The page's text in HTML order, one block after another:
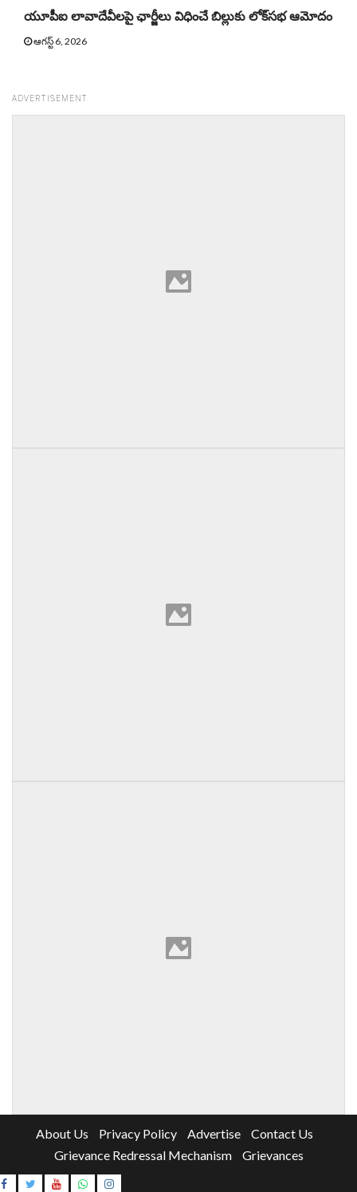
యూపీఐ లావాదేవీలపై ఛార్జీలు విధించే బిల్లుకు లోక్‌సభ ఆమోదం
ఆగస్ట్ 6, 2026
ADVERTISEMENT
About Us Privacy Policy Advertise
Contact Us
Grievance Redressal Mechanism
Grievances
Instagram